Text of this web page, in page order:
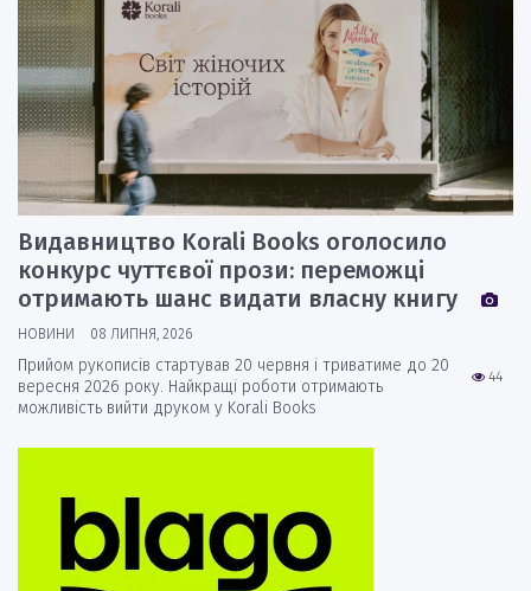
Видавництво Korali Books оголосило
конкурс чуттєвої прози: переможці
отримають шанс видати власну книгу
НОВИНИ 08 ЛИПНЯ, 2026
44
Прийом рукописів стартував 20 червня і триватиме до 20
вересня 2026 року. Найкращі роботи отримають
можливість вийти друком у Korali Books